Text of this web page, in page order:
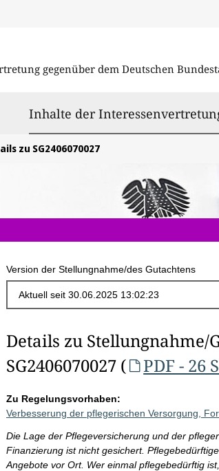
gegenüber dem Deutschen
Inhalte der
zu SG2406070027
Version der Stellungnahme/des Gutachtens
Details zu Stellungnahme/
SG2406070027 (
PDF - 26
Zu Regelungsvorhaben:
Verbesserung der pflegerischen Versorgung,
Die Lage der Pflegeversicherung und der
Finanzierung ist nicht gesichert.
Angebote vor Ort. Wer einmal pflegebedürftig